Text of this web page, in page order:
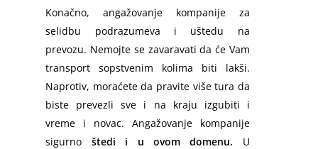
Konačno, angažovanje kompanije za
selidbu podrazumeva i uštedu na
prevozu. Nemojte se zavaravati da će Vam
transport sopstvenim kolima biti lakši.
Naprotiv, moraćete da pravite više tura da
biste prevezli sve i na kraju izgubiti i
vreme i novac. Angažovanje kompanije
sigurno štedi i u ovom domenu. U